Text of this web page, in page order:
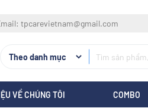
tpcarevietnam@gmail.com
VỀ CHÚNG TÔI COMBO